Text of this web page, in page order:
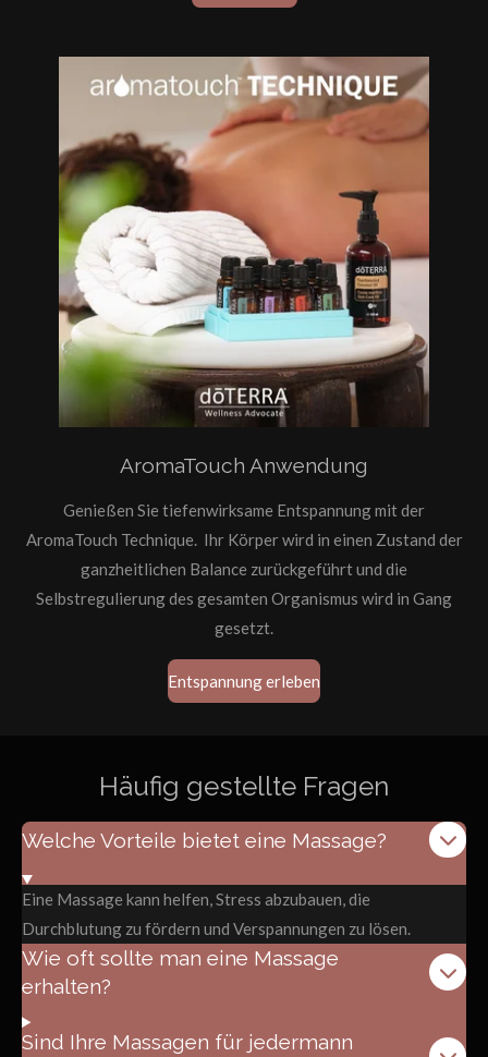
AromaTouch Anwendung
Genießen Sie tiefenwirksame Entspannung mit der
AromaTouch Technique. Ihr Körper wird in einen Zustand der
ganzheitlichen Balance zurückgeführt und die
Selbstregulierung des gesamten Organismus wird in Gang
gesetzt.
Entspannung erleben
Häufig gestellte Fragen
Welche Vorteile bietet eine Massage?
Eine Massage kann helfen, Stress abzubauen, die
Durchblutung zu fördern und Verspannungen zu lösen.
Wie oft sollte man eine Massage
erhalten?
Sind Ihre Massagen für jedermann